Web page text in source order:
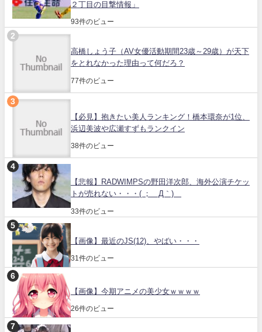
２丁目の目撃情報」
93件のビュー
高橋しょう子（AV女優活動期間23歳～29歳）が天下
をとれなかった理由って何だろ？
77件のビュー
【必見】抱きたい美人ランキング！橋本環奈が1位、
浜辺美波や広瀬すずもランクイン
38件のビュー
【悲報】RADWIMPSの野田洋次郎、海外公演チケッ
トが売れない・・・( ；´Д｀)
33件のビュー
【画像】最近のJS(12)、やばい・・・
31件のビュー
【画像】今期アニメの美少女ｗｗｗｗ
26件のビュー